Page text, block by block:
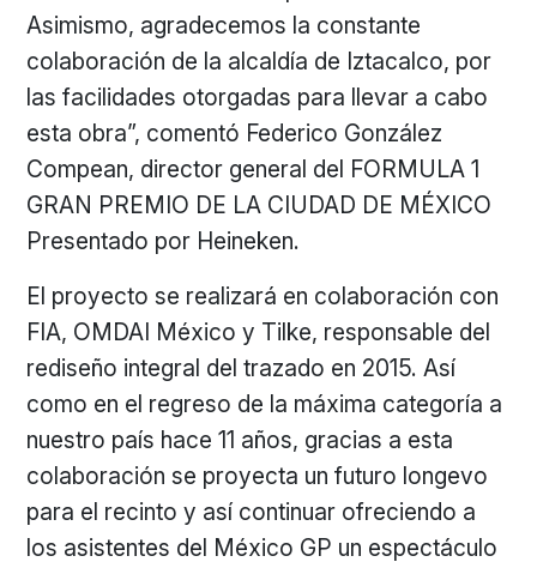
Asimismo, agradecemos la constante
colaboración de la alcaldía de Iztacalco, por
las facilidades otorgadas para llevar a cabo
esta obra”, comentó Federico González
Compean, director general del FORMULA 1
GRAN PREMIO DE LA CIUDAD DE MÉXICO
Presentado por Heineken.
El proyecto se realizará en colaboración con
FIA, OMDAI México y Tilke, responsable del
rediseño integral del trazado en 2015. Así
como en el regreso de la máxima categoría a
nuestro país hace 11 años, gracias a esta
colaboración se proyecta un futuro longevo
para el recinto y así continuar ofreciendo a
los asistentes del México GP un espectáculo